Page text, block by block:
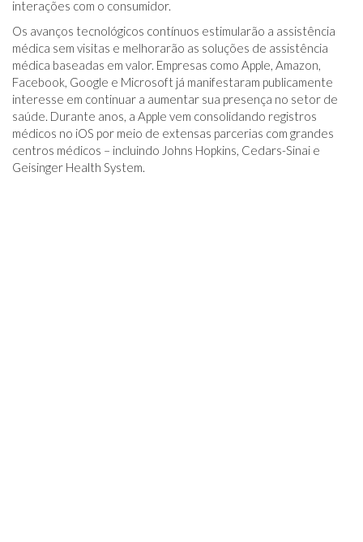
interações com o consumidor.
Os avanços tecnológicos contínuos estimularão a assistência
médica sem visitas e melhorarão as soluções de assistência
médica baseadas em valor. Empresas como Apple, Amazon,
Facebook, Google e Microsoft já manifestaram publicamente
interesse em continuar a aumentar sua presença no setor de
saúde. Durante anos, a Apple vem consolidando registros
médicos no iOS por meio de extensas parcerias com grandes
centros médicos – incluindo Johns Hopkins, Cedars-Sinai e
Geisinger Health System.